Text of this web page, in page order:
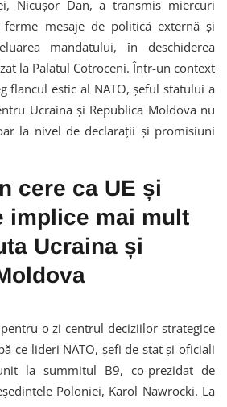
Nicușor Dan, a transmis miercuri
mesaje de politică externă și
mandatului, în deschiderea
la Palatul Cotroceni. Într-un context
flancul estic al NATO, șeful statului a
Ucraina și Republica Moldova nu
la nivel de declarații și promisiuni
cere ca UE și
implice mai mult
Ucraina și
o zi centrul deciziilor strategice
ce lideri NATO, șefi de stat și oficiali
la summitul B9, co-prezidat de
Poloniei, Karol Nawrocki. La